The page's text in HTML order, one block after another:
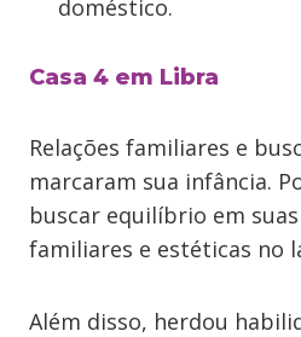
doméstico.
Casa 4 em Libra
Relações familiares e
marcaram sua infância.
buscar equilíbrio em
familiares e estéticas no
Além disso, herdou